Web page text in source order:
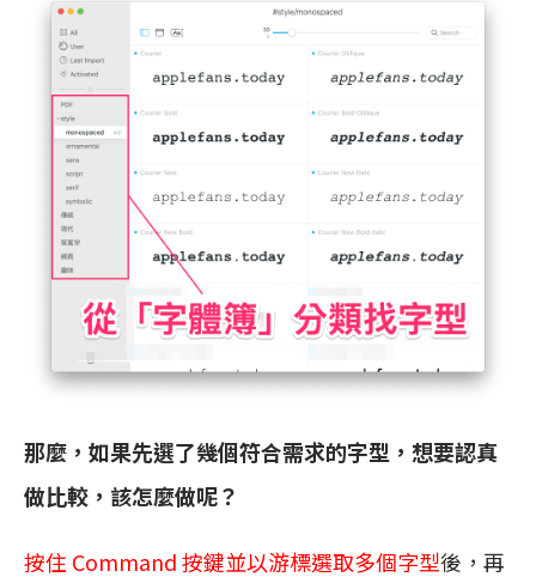
那麼，如果先選了幾個符合需求的字型，想要認真
做比較，該怎麼做呢？
按住 Command 按鍵並以游標選取多個字型後，再